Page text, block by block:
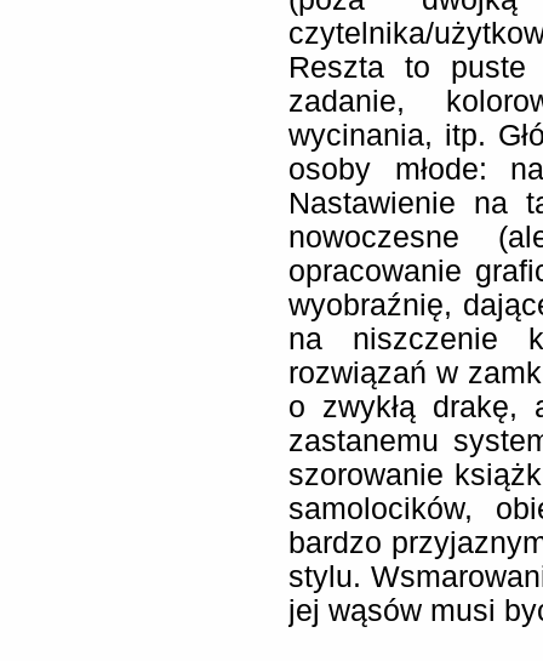
czytelnika/
Reszta to puste
zadanie,
wycinania, itp.
osoby młode:
Nastawienie na
nowoczesne
opracowanie
wyobraźnię,
na niszczenie
rozwiązań w
o zwykłą drakę,
zastanemu
szorowanie
samolocików,
bardzo
stylu.
jej wąsów musi